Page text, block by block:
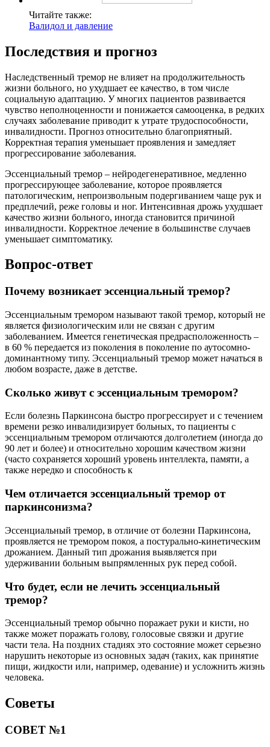
Читайте также:
Валидол и давление
Последствия и прогноз
Наследственный тремор не влияет на продолжительность
жизни больного, но ухудшает ее качество, в том числе
социальную адаптацию. У многих пациентов развивается
чувство неполноценности и понижается самооценка, в редких
случаях заболевание приводит к утрате трудоспособности,
инвалидности. Прогноз относительно благоприятный.
Корректная терапия уменьшает проявления и замедляет
прогрессирование заболевания.
Эссенциальный тремор – нейродегенеративное, медленно
прогрессирующее заболевание, которое проявляется
патологическим, непроизвольным подергиванием чаще рук и
предплечий, реже головы и ног. Интенсивная дрожь ухудшает
качество жизни больного, иногда становится причиной
инвалидности. Корректное лечение в большинстве случаев
уменьшает симптоматику.
Вопрос-ответ
Почему возникает эссенциальный тремор?
Эссенциальным тремором называют такой тремор, который не
является физиологическим или не связан с другим
заболеванием. Имеется генетическая предрасположенность –
в 60 % передается из поколения в поколение по аутосомно-
доминантному типу. Эссенциальный тремор может начаться в
любом возрасте, даже в детстве.
Сколько живут с эссенциальным тремором?
Если болезнь Паркинсона быстро прогрессирует и с течением
времени резко инвалидизирует больных, то пациенты с
эссенциальным тремором отличаются долголетием (иногда до
90 лет и более) и относительно хорошим качеством жизни
(часто сохраняется хороший уровень интеллекта, памяти, а
также нередко и способность к
Чем отличается эссенциальный тремор от
паркинсонизма?
Эссенциальный тремор, в отличие от болезни Паркинсона,
проявляется не тремором покоя, а постурально-кинетическим
дрожанием. Данный тип дрожания выявляется при
удерживании больным выпрямленных рук перед собой.
Что будет, если не лечить эссенциальный
тремор?
Эссенциальный тремор обычно поражает руки и кисти, но
также может поражать голову, голосовые связки и другие
части тела. На поздних стадиях это состояние может серьезно
нарушить некоторые из основных задач (таких, как принятие
пищи, жидкости или, например, одевание) и усложнить жизнь
человека.
Советы
СОВЕТ №1